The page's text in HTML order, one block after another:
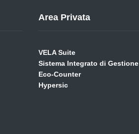
Area Privata
VELA Suite
Sistema Integrato di Gestione
Eco-Counter
Hypersic